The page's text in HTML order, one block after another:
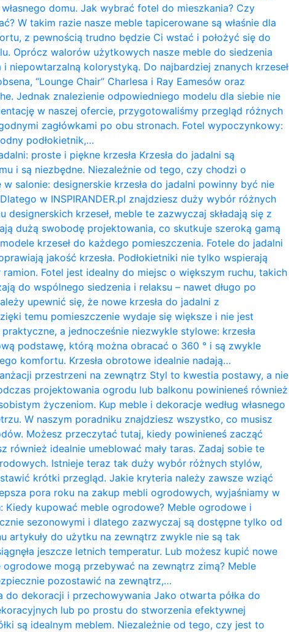
domu. Jak wybrać fotel do mieszkania? Czy
W takim razie nasze meble tapicerowane są właśnie dla
z pewnością trudno będzie Ci wstać i położyć się do
Oprócz walorów użytkowych nasze meble do siedzenia
niepowtarzalną kolorystyką. Do najbardziej znanych krzeseł
“Lounge Chair” Charlesa i Ray Eamesów oraz
Jednak znalezienie odpowiedniego modelu dla siebie nie
w naszej ofercie, przygotowaliśmy przegląd różnych
zagłówkami po obu stronach. Fotel wypoczynkowy:
podłokietnik,…
proste i piękne krzesła Krzesła do jadalni są
i są niezbędne. Niezależnie od tego, czy chodzi o
salonie: designerskie krzesła do jadalni powinny być nie
w INSPIRANDER.pl znajdziesz duży wybór różnych
krzeseł, meble te zazwyczaj składają się z
dużą swobodę projektowania, co skutkuje szeroką gamą
krzeseł do każdego pomieszczenia. Fotele do jadalni
jakość krzesła. Podłokietniki nie tylko wspierają
​Fotel jest idealny do miejsc o większym ruchu, takich
do wspólnego siedzenia i relaksu – nawet długo po
upewnić się, że nowe krzesła do jadalni z
temu pomieszczenie wydaje się większe i nie jest
a jednocześnie niezwykle stylowe: krzesła
podstawę, którą można obracać o 360 ° i są zwykle
komfortu. Krzesła obrotowe idealnie nadają…
przestrzeni na zewnątrz Styl to kwestia postawy, a nie
projektowania ogrodu lub balkonu powinieneś również
życzeniom. Kup meble i dekoracje według własnego
W naszym poradniku znajdziesz wszystko, co musisz
Możesz przeczytać tutaj, kiedy powinieneś zacząć
również idealnie umeblować mały taras. Zadaj sobie te
Istnieje teraz tak duży wybór różnych stylów,
krótki przegląd. Jakie kryteria należy zawsze wziąć
pora roku na zakup mebli ogrodowych, wyjaśniamy w
Kiedy kupować meble ogrodowe? Meble ogrodowe i
sezonowymi i dlatego zazwyczaj są dostępne tylko od
artykuły do ​​użytku na zewnątrz zwykle nie są tak
jeszcze letnich temperatur. Lub możesz kupić nowe
ogrodowe mogą przebywać na zewnątrz zimą? Meble
pozostawić na zewnątrz,…
do dekoracji i przechowywania Jako otwarta półka do
lub po prostu do stworzenia efektywnej
są idealnym meblem. Niezależnie od tego, czy jest to